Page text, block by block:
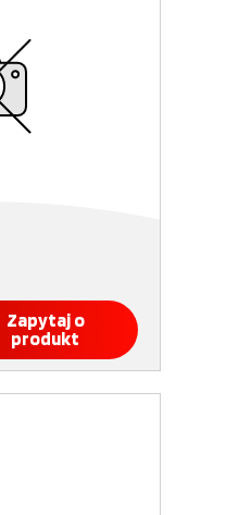
Zapytaj o
produkt